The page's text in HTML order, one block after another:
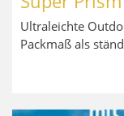
Ultraleichte
Packmaß als